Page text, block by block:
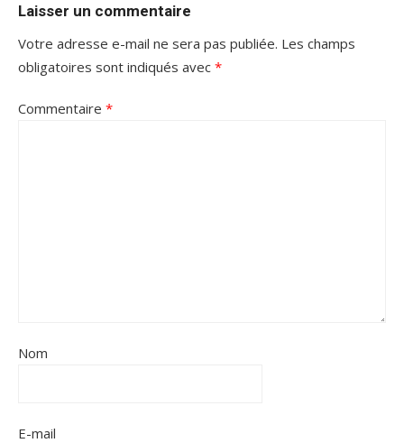
Laisser un commentaire
Votre adresse e-mail ne sera pas publiée. Les champs
obligatoires sont indiqués avec *
Commentaire *
Nom
E-mail